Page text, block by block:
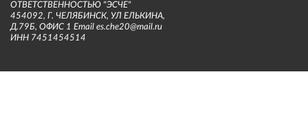
ОТВЕТСТВЕННОСТЬЮ "ЭСЧЕ"
454092, Г. ЧЕЛЯБИНСК, УЛ ЕЛЬКИНА,
Д.79Б, ОФИС 1 Email es.che20@mail.ru
ИНН 7451454514